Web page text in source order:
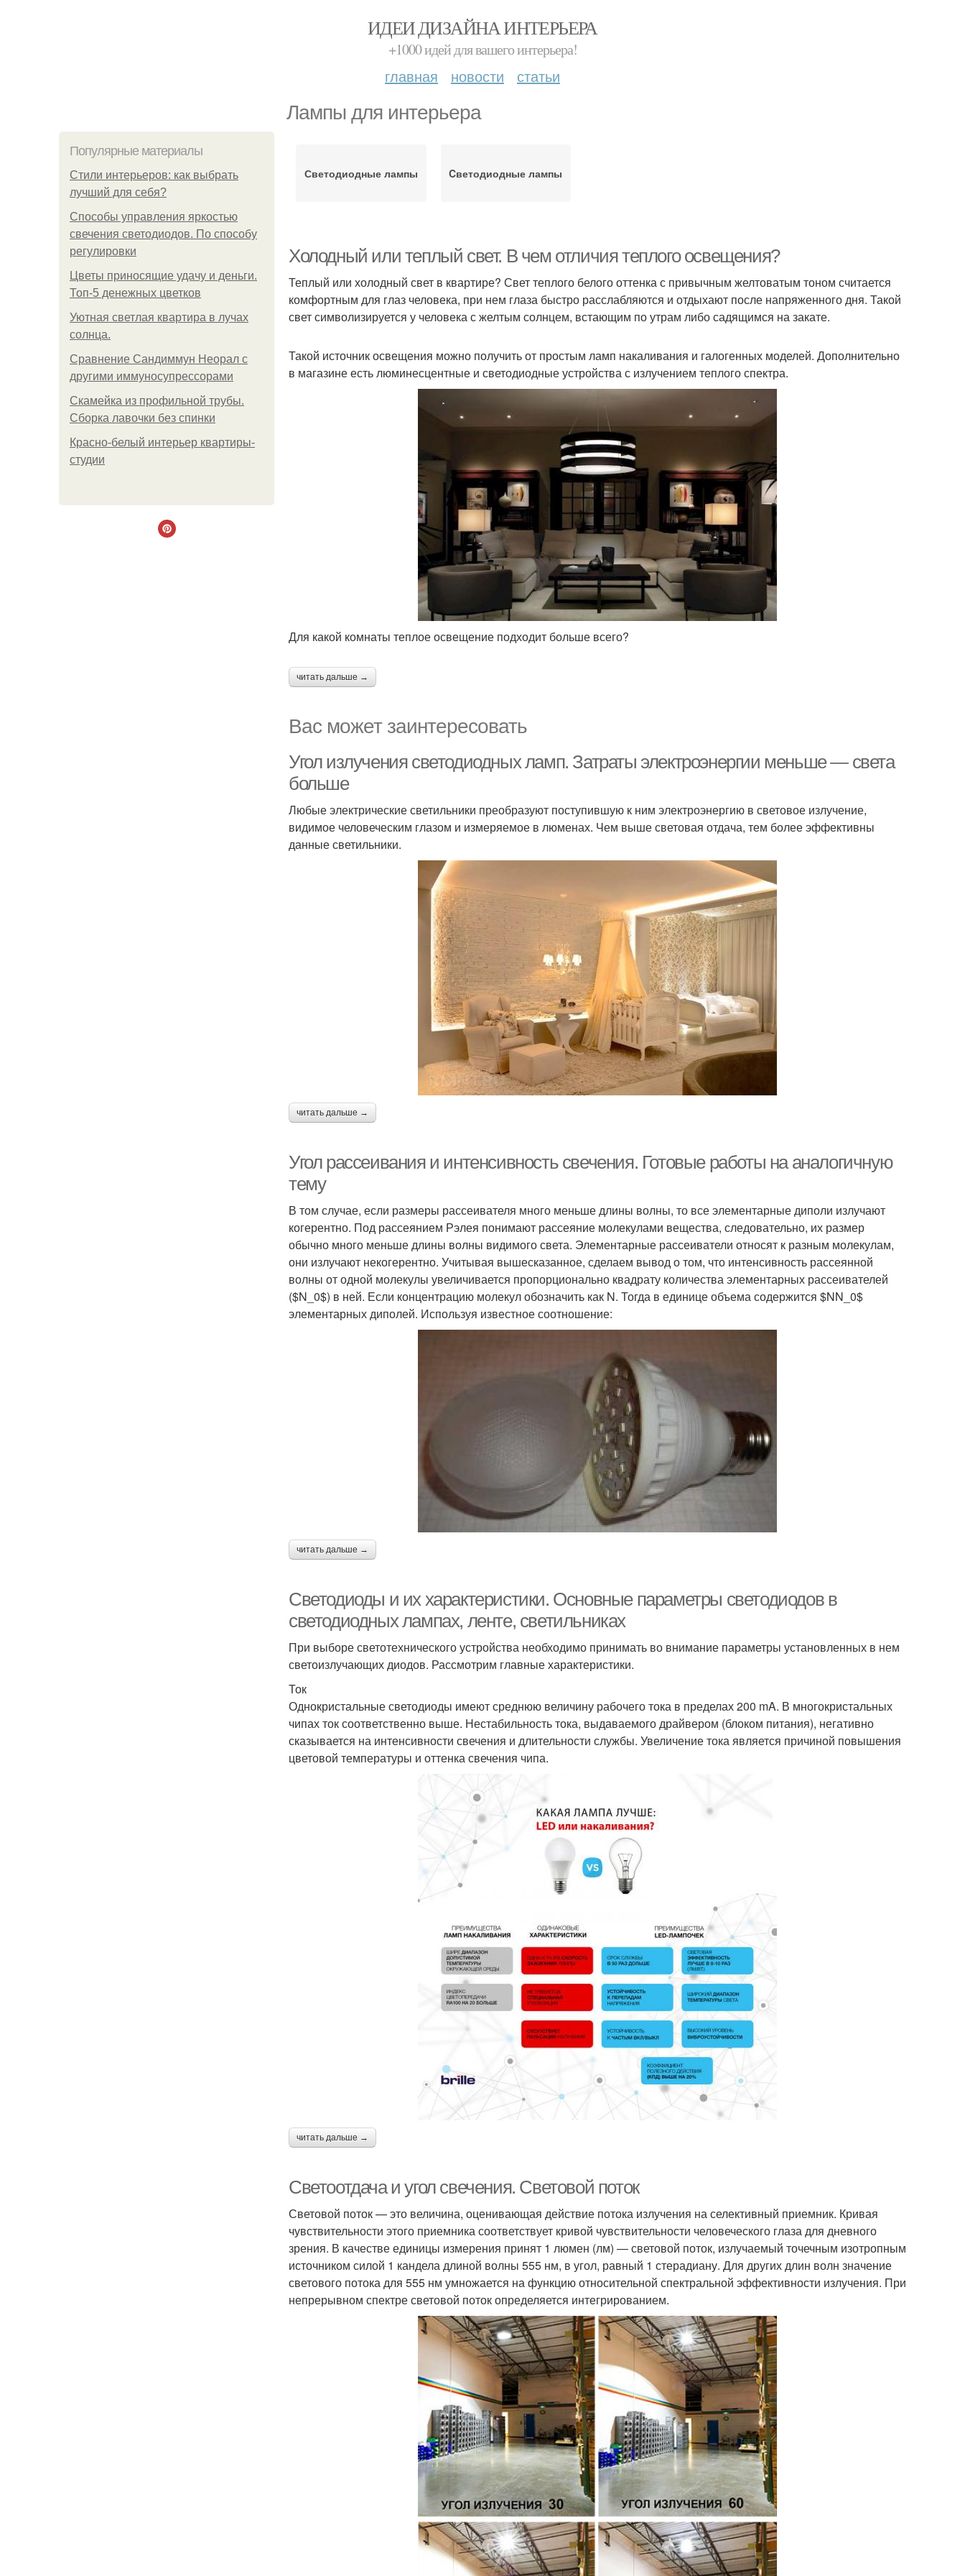
ИДЕИ ДИЗАЙНА ИНТЕРЬЕРА
+1000 идей для вашего интерьера!
главная новости статьи
Лампы для интерьера
Популярные материалы
Стили интерьеров: как выбрать
лучший для себя?
Способы управления яркостью
свечения светодиодов. По способу
регулировки
Цветы приносящие удачу и деньги.
Топ-5 денежных цветков
Уютная светлая квартира в лучах
солнца.
Сравнение Сандиммун Неорал с
другими иммуносупрессорами
Скамейка из профильной трубы.
Сборка лавочки без спинки
Красно-белый интерьер квартиры-
студии
Светодиодные лампы Cветодиодные лампы
Холодный или теплый свет. В чем отличия теплого освещения?
Теплый или холодный свет в квартире? Свет теплого белого оттенка с привычным желтоватым тоном считается
комфортным для глаз человека, при нем глаза быстро расслабляются и отдыхают после напряженного дня. Такой
свет символизируется у человека с желтым солнцем, встающим по утрам либо садящимся на закате.
Такой источник освещения можно получить от простым ламп накаливания и галогенных моделей. Дополнительно
в магазине есть люминесцентные и светодиодные устройства с излучением теплого спектра.
Для какой комнаты теплое освещение подходит больше всего?
читать дальше →
Вас может заинтересовать
Угол излучения светодиодных ламп. Затраты электроэнергии меньше — света
больше
Любые электрические светильники преобразуют поступившую к ним электроэнергию в световое излучение,
видимое человеческим глазом и измеряемое в люменах. Чем выше световая отдача, тем более эффективны
данные светильники.
читать дальше →
Угол рассеивания и интенсивность свечения. Готовые работы на аналогичную
тему
В том случае, если размеры рассеивателя много меньше длины волны, то все элементарные диполи излучают
когерентно. Под рассеянием Рэлея понимают рассеяние молекулами вещества, следовательно, их размер
обычно много меньше длины волны видимого света. Элементарные рассеиватели относят к разным молекулам,
они излучают некогерентно. Учитывая вышесказанное, сделаем вывод о том, что интенсивность рассеянной
волны от одной молекулы увеличивается пропорционально квадрату количества элементарных рассеивателей
($N_0$) в ней. Если концентрацию молекул обозначить как N. Тогда в единице объема содержится $NN_0$
элементарных диполей. Используя известное соотношение:
читать дальше →
Светодиоды и их характеристики. Основные параметры светодиодов в
светодиодных лампах, ленте, светильниках
При выборе светотехнического устройства необходимо принимать во внимание параметры установленных в нем
светоизлучающих диодов. Рассмотрим главные характеристики.
Ток
Однокристальные светодиоды имеют среднюю величину рабочего тока в пределах 200 mA. В многокристальных
чипах ток соответственно выше. Нестабильность тока, выдаваемого драйвером (блоком питания), негативно
сказывается на интенсивности свечения и длительности службы. Увеличение тока является причиной повышения
цветовой температуры и оттенка свечения чипа.
читать дальше →
Светоотдача и угол свечения. Световой поток
Световой поток — это величина, оценивающая действие потока излучения на селективный приемник. Кривая
чувствительности этого приемника соответствует кривой чувствительности человеческого глаза для дневного
зрения. В качестве единицы измерения принят 1 люмен (лм) — световой поток, излучаемый точечным изотропным
источником силой 1 кандела длиной волны 555 нм, в угол, равный 1 стерадиану. Для других длин волн значение
светового потока для 555 нм умножается на функцию относительной спектральной эффективности излучения. При
непрерывном спектре световой поток определяется интегрированием.